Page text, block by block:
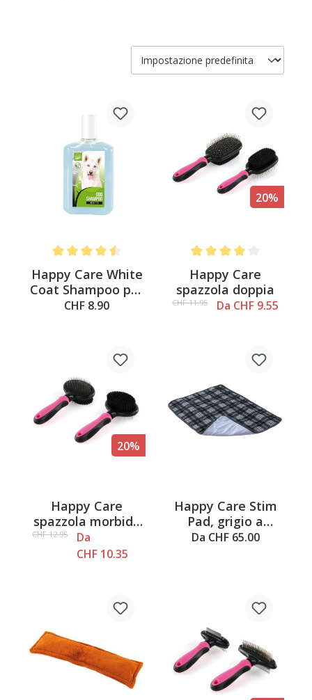
Average rating of 4.5 out of 5 stars
Happy Care White
Coat Shampoo per
cani, 250 ml
CHF 8.90
20%
Happy Care
spazzola doppia
CHF 11.95 Da CHF 9.55
20%
Happy Care
spazzola morbida
a strappo
CHF 12.95
Da
CHF 10.35
Happy Care Stim
Pad, grigio a
quadri
Da CHF 65.00